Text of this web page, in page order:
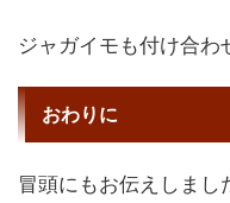
ジャガイモも付け合
おわりに
冒頭にもお伝えしまし